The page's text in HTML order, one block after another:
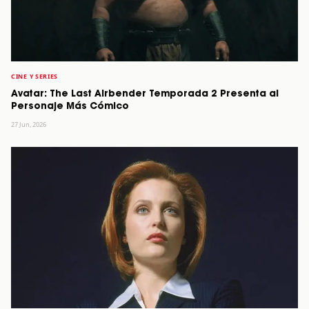
CINE Y SERIES
Avatar: The Last Airbender Temporada 2 Presenta al
Personaje Más Cómico
27 Jun, 2026